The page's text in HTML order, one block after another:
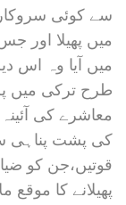
سے کوئی
میں پھیلا اور
میں آیا وہ اس
طرح ترکی میں
معاشرے کی
کی پشت پناہی
قوتیں،جن کو
پھیلانے کا موقع